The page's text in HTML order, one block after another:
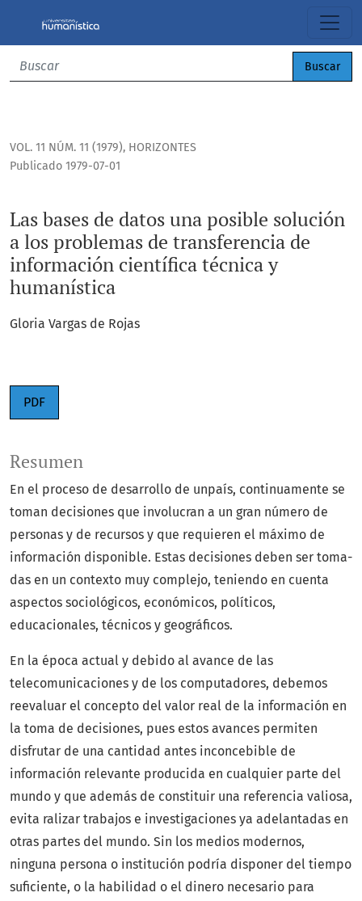
Buscar
VOL. 11 NÚM. 11 (1979), HORIZONTES
Las bases de datos una posible solución
a los problemas de transferencia de
información científica técnica y
humanística
Publicado 1979-07-01
Gloria Vargas de Rojas
PDF
Resumen
En el proceso de desarrollo de unpaís, continuamente se
toman decisio­nes que involucran a un gran número de
personas y de recursos y que requie­ren el máximo de
información disponible. Estas decisiones deben ser toma­
das en un contexto muy complejo, teniendo en cuenta
aspectos sociológi­cos, económicos, políticos,
educacionales, técnicos y geográficos.
En la época actual y debido al avance de las
telecomunicaciones y de los computadores, debemos
reevaluar el concepto del valor real de la informa­ción en
la toma de decisiones, pues estos avances permiten
disfrutar de una cantidad antes inconcebible de
información relevante producida en cualquier parte del
mundo y que además de constituir una referencia valiosa,
evita ralizar trabajos e investigaciones ya adelantadas en
otras partes del mundo. Sin los medios modernos,
ninguna persona o institución podría disponer del tiempo
suficiente, o la habilidad o el dinero necesario para